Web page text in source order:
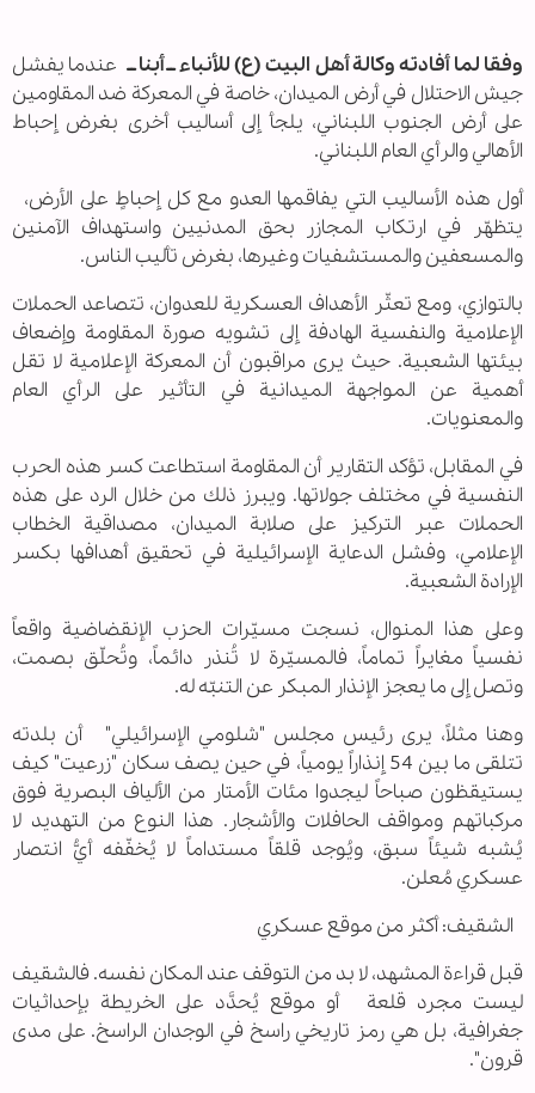
وفقا لما أفادته وكالة أهل البيت (ع) للأنباء ــ أبنا ــ عندما يفشل
جيش الاحتلال في أرض الميدان، خاصة في المعركة ضد المقاومين
على أرض الجنوب اللبناني، يلجأ إلى أساليب أخرى بغرض إحباط
الأهالي والرأي العام اللبناني.
أول هذه الأساليب التي يفاقمها العدو مع كل إحباطٍ على الأرض،
يتظهّر في ارتكاب المجازر بحق المدنيين واستهداف الآمنين
والمسعفين والمستشفيات وغيرها، بغرض تأليب الناس.
بالتوازي، ومع تعثّر الأهداف العسكرية للعدوان، تتصاعد الحملات
الإعلامية والنفسية الهادفة إلى تشويه صورة المقاومة وإضعاف
بيئتها الشعبية. حيث يرى مراقبون أن المعركة الإعلامية لا تقل
أهمية عن المواجهة الميدانية في التأثير على الرأي العام
والمعنويات.
في المقابل، تؤكد التقارير أن المقاومة استطاعت كسر هذه الحرب
النفسية في مختلف جولاتها. ويبرز ذلك من خلال الرد على هذه
الحملات عبر التركيز على صلابة الميدان، مصداقية الخطاب
الإعلامي، وفشل الدعاية الإسرائيلية في تحقيق أهدافها بكسر
الإرادة الشعبية.
وعلى هذا المنوال، نسجت مسيّرات الحزب الإنقضاضية واقعاً
نفسياً مغايراً تماماً، فالمسيّرة لا تُنذر دائماً، وتُحلّق بصمت،
وتصل إلى ما يعجز الإنذار المبكر عن التنبّه له.
وهنا مثلاً، يرى رئيس مجلس "شلومي الإسرائيلي" أن بلدته
تتلقى ما بين 54 إنذاراً يومياً، في حين يصف سكان "زرعيت" كيف
يستيقظون صباحاً ليجدوا مئات الأمتار من الألياف البصرية فوق
مركباتهم ومواقف الحافلات والأشجار. هذا النوع من التهديد لا
يُشبه شيئاً سبق، ويُوجد قلقاً مستداماً لا يُخفّفه أيُّ انتصار
عسكري مُعلن.
الشقيف: أكثر من موقع عسكري
قبل قراءة المشهد، لا بد من التوقف عند المكان نفسه. فالشقيف
ليست مجرد قلعة أو موقع يُحدَّد على الخريطة بإحداثيات
جغرافية، بل هي رمز تاريخي راسخ في الوجدان الراسخ. على مدى
قرون".